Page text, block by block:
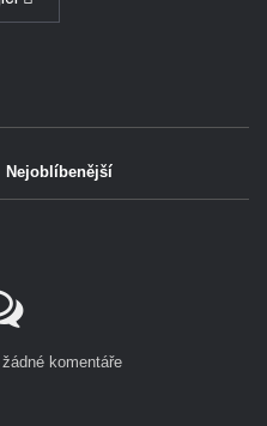
Nejoblíbenější
komentáře